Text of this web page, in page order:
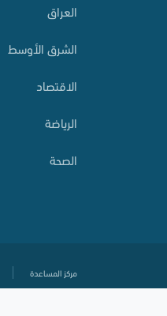
العراق
الشرق الأوسط
الاقتصاد
الرياضة
الصحة
مركز المساعدة